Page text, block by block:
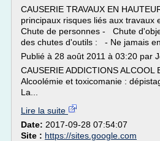
CAUSERIE TRAVAUX EN
principaux risques liés aux
Chute de personnes - Chute
des chutes d'outils : - Ne jamais
Publié à 28 août 2011 à 03:20 par
CAUSERIE ADDICTIONS ALCOOL
Alcoolémie et toxicomanie :
La...
Lire la suite
Date: 2017-09-28 07:54:07
Site : https://sites.google.com